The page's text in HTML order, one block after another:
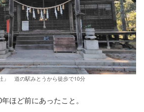
」 道の駅みとうから徒歩で10分
ほど前にあったこと。